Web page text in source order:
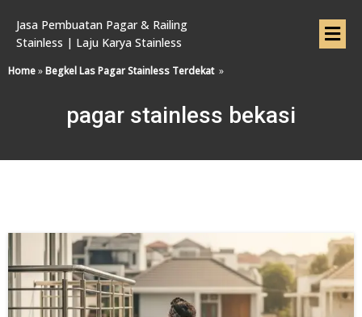
Jasa Pembuatan Pagar & Railing
Stainless | Laju Karya Stainless
Home»Begkel Las Pagar Stainless Terdekat »
pagar stainless bekasi